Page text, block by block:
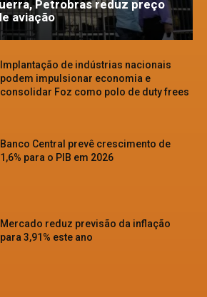
Petrobras reduz preço
aviação
Implantação de indústrias nacionais
podem impulsionar economia e
consolidar Foz como polo de duty frees
Banco Central prevê crescimento de
1,6% para o PIB em 2026
Mercado reduz previsão da inflação
para 3,91% este ano